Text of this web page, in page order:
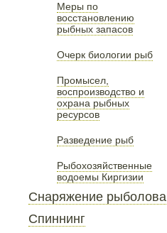
Меры по
восстановлению
рыбных запасов
Очерк биологии рыб
Промысел,
воспроизводство и
охрана рыбных
ресурсов
Разведение рыб
Рыбохозяйственные
водоемы Киргизии
Снаряжение рыболова
Спиннинг